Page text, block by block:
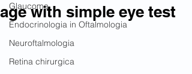
Glaucoma
Endocrinologia in Oftalmologia
Neuroftalmologia
Retina chirurgica
age with simple eye test